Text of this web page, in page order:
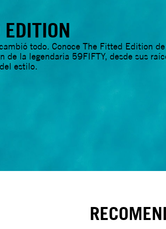
todo. Conoce The Fitted Edition
de la legendaria 59FIFTY, desde sus
estilo.